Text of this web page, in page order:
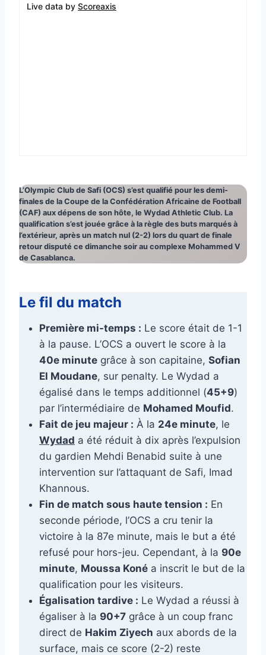
Live data by Scoreaxis
L’Olympic Club de Safi (OCS) s’est qualifié pour les demi-
finales de la Coupe de la Confédération Africaine de Football
(CAF) aux dépens de son hôte, le Wydad Athletic Club. La
qualification s’est jouée grâce à la règle des buts marqués à
l’extérieur, après un match nul (2-2) lors du quart de finale
retour disputé ce dimanche soir au complexe Mohammed V
de Casablanca.
Le fil du match
Première mi-temps : Le score était de 1-1
à la pause. L’OCS a ouvert le score à la
40e minute grâce à son capitaine, Sofian
El Moudane, sur penalty. Le Wydad a
égalisé dans le temps additionnel (45+9)
par l’intermédiaire de Mohamed Moufid.
Fait de jeu majeur : À la 24e minute, le
Wydad a été réduit à dix après l’expulsion
du gardien Mehdi Benabid suite à une
intervention sur l’attaquant de Safi, Imad
Khannous.
Fin de match sous haute tension : En
seconde période, l’OCS a cru tenir la
victoire à la 87e minute, mais le but a été
refusé pour hors-jeu. Cependant, à la 90e
minute, Moussa Koné a inscrit le but de la
qualification pour les visiteurs.
Égalisation tardive : Le Wydad a réussi à
égaliser à la 90+7 grâce à un coup franc
direct de Hakim Ziyech aux abords de la
surface, mais ce score (2-2) reste